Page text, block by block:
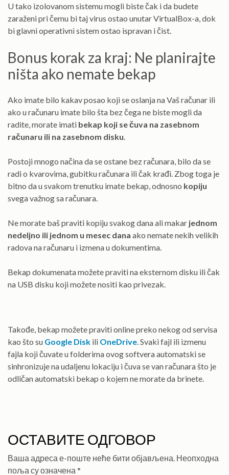
U tako izolovanom sistemu mogli biste čak i da budete
zaraženi pri čemu bi taj virus ostao unutar VirtualBox-a, dok
bi glavni operativni sistem ostao ispravan i čist.
Bonus korak za kraj: Ne planirajte
ništa ako nemate bekap
Ako imate bilo kakav posao koji se oslanja na Vaš računar ili
ako u računaru imate bilo šta bez čega ne biste mogli da
radite, morate imati bekap koji se čuva na zasebnom
računaru ili na zasebnom disku
Postoji mnogo načina da se ostane bez računara, bilo da se
radi o kvarovima, gubitku računara ili čak krađi. Zbog toga je
bitno da u svakom trenutku imate bekap, odnosno kopiju
svega važnog sa računara.
Ne morate baš praviti kopiju svakog dana ali makar jednom
nedeljno ili jednom u mesec dana ako nemate nekih velikih
radova na računaru i izmena u dokumentima.
Bekap dokumenata možete praviti na eksternom disku ili čak
na USB disku koji možete nositi kao privezak.
Takođe, bekap možete praviti online preko nekog od servisa
kao što su Google Disk ili OneDrive . Svaki fajl ili izmenu
fajla koji čuvate u folderima ovog softvera automatski se
sinhronizuje na udaljenu lokaciju i čuva se van računara što je
odličan automatski bekap o kojem ne morate da brinete.
ОСТАВИТЕ ОДГОВОР
Ваша адреса е-поште неће бити објављена. Неопходна
поља су означена *